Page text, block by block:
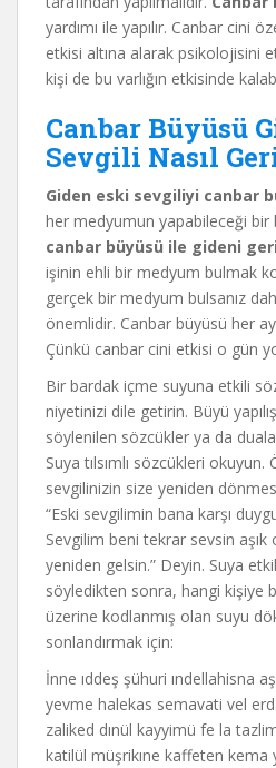
yardımı ile yapılır. Canbar cini
etkisi altına alarak psikolojisini
kişi de bu varlığın etkisinde
Canbar Büyüsü
Sevgili Nasıl
Giden eski sevgiliyi canbar
her medyumun yapabileceği bir
canbar büyüsü ile gideni
işinin ehli bir medyum bulmak
gerçek bir medyum bulsanız
önemlidir. Canbar büyüsü her
Çünkü canbar cini etkisi o gün
Bir bardak içme suyuna etkili
niyetinizi dile getirin. Büyü
söylenilen sözcükler ya da
Suya tılsımlı sözcükleri
sevgilinizin size yeniden
“Eski sevgilimin bana karşı
Sevgilim beni tekrar sevsin aşık
yeniden gelsin.” Deyin. Suya
söyledikten sonra, hangi kişiye
üzerine kodlanmış olan suyu
sonlandırmak için:
İnne ıddeş şühuri ındellahisna
yevme halekas semavati vel
zaliked dınül kayyimü fe la
katilül müşrikıne kaffeten